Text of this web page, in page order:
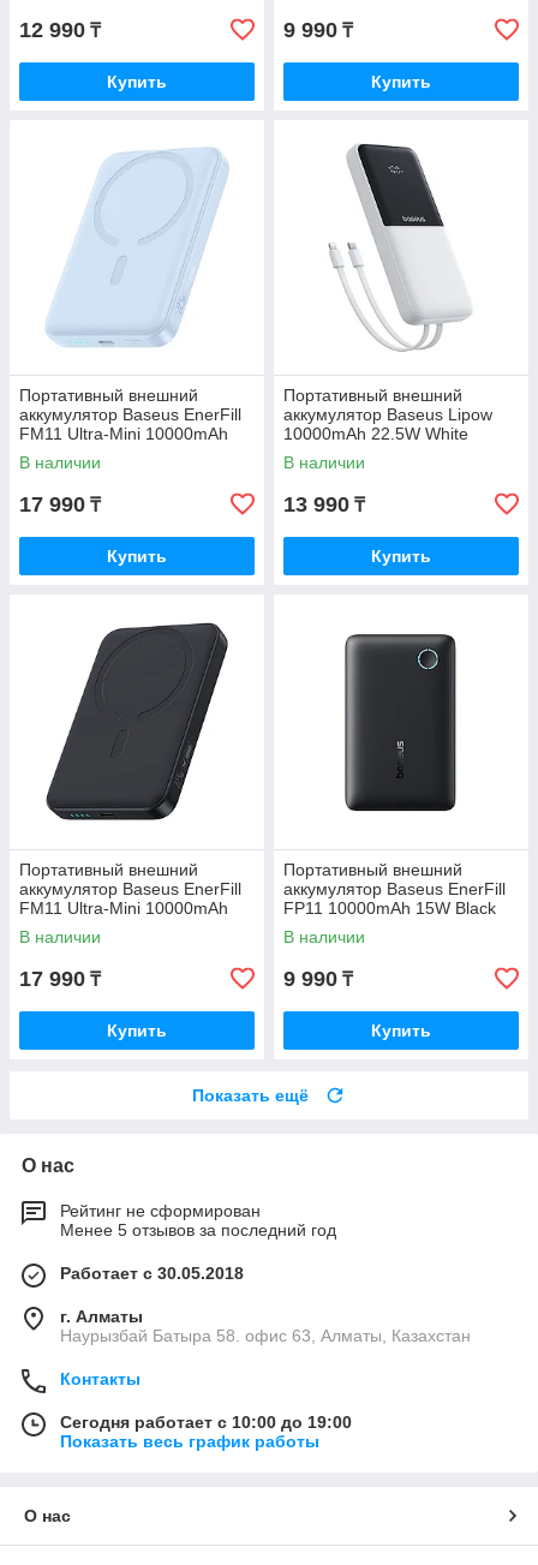
12 990 ₸
Купить
9 990 ₸
Купить
Портативный внешний
аккумулятор Baseus EnerFill
FM11 Ultra-Mini 10000mAh
22.5W Blue P1008210E313-00
В наличии
17 990 ₸
Купить
Портативный внешний
аккумулятор Baseus Lipow
10000mAh 22.5W White
(P10079101213-00)
В наличии
13 990 ₸
Купить
Портативный внешний
аккумулятор Baseus EnerFill
FM11 Ultra-Mini 10000mAh
22.5W Black (P1008210E123-
0
В наличии
17 990 ₸
Купить
Портативный внешний
аккумулятор Baseus EnerFill
FP11 10000mAh 15W Black
(P1008210C123-00)
В наличии
9 990 ₸
Купить
Показать ещё
О нас
Рейтинг не сформирован
Менее 5 отзывов за последний год
Работает с 30.05.2018
г. Алматы
Наурызбай Батыра 58. офис 63, Алматы, Казахстан
Контакты
Сегодня работает с 10:00 до 19:00
Показать весь график работы
О нас